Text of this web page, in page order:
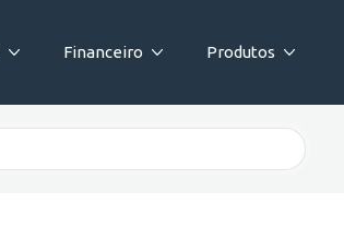
Financeiro Produtos